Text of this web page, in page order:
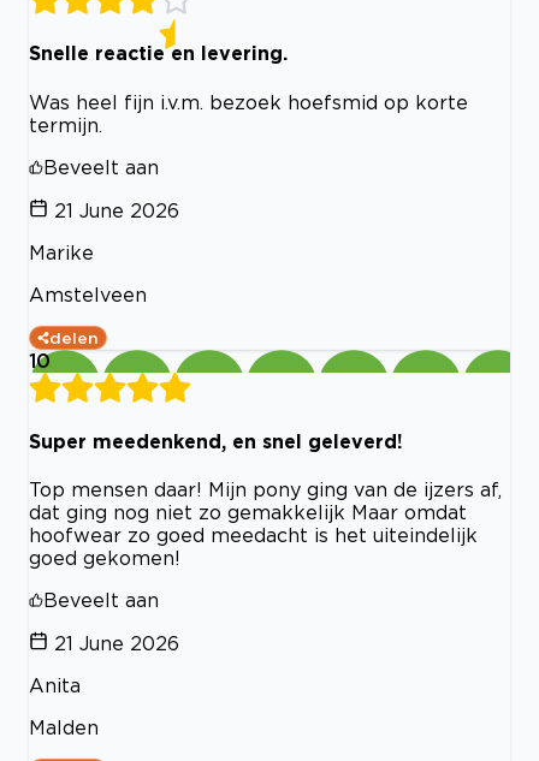
Snelle reactie en levering.
Was heel fijn i.v.m. bezoek hoefsmid op korte
termijn.
Beveelt aan
21 June 2026
Marike
Amstelveen
delen
10
Super meedenkend, en snel geleverd!
Top mensen daar! Mijn pony ging van de ijzers af,
dat ging nog niet zo gemakkelijk Maar omdat
hoofwear zo goed meedacht is het uiteindelijk
goed gekomen!
Beveelt aan
21 June 2026
Anita
Malden